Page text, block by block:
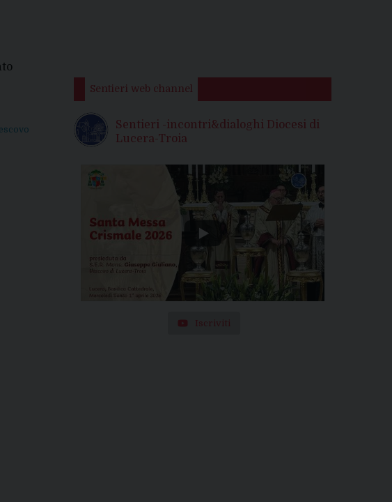
Sentieri web channel
Sentieri -incontri&dialoghi Diocesi di
Lucera-Troia
Iscriviti